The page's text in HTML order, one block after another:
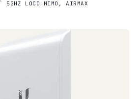
5GHZ LOCO MIMO, AIRMAX